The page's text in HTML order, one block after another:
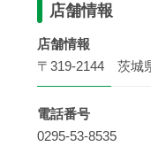
店舗情報
店舗情報
〒319-2144 茨城
電話番号
0295-53-8535